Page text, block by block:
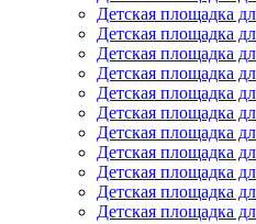
Детская площадка
Детская площадка
Детская площадка
Детская площадка
Детская площадка
Детская площадка
Детская площадка
Детская площадка
Детская площадка
Детская площадка
Детская площадка